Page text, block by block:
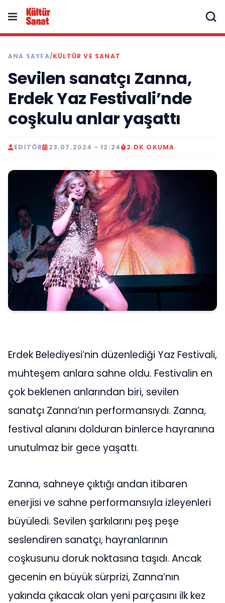
ANA SAYFA/KÜLTÜR VE SANAT
Sevilen sanatçı Zanna,
Erdek Yaz Festivali’nde
coşkulu anlar yaşattı
EDITÖR 23.07.2024 - 12:24 2 DK OKUMA
Erdek Belediyesi’nin düzenlediği Yaz Festivali,
muhteşem anlara sahne oldu. Festivalin en
çok beklenen anlarından biri, sevilen
sanatçı Zanna’nın performansıydı. Zanna,
festival alanını dolduran binlerce hayranına
unutulmaz bir gece yaşattı.
Zanna, sahneye çıktığı andan itibaren
enerjisi ve sahne performansıyla izleyenleri
büyüledi. Sevilen şarkılarını peş peşe
seslendiren sanatçı, hayranlarının
coşkusunu doruk noktasına taşıdı. Ancak
gecenin en büyük sürprizi, Zanna’nın
yakında çıkacak olan yeni parçasını ilk kez